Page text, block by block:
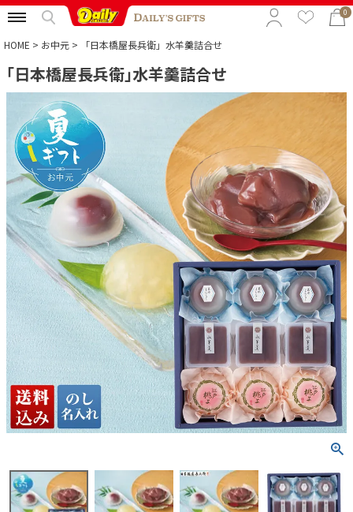
0
特集から選ぶ
予算から選ぶ
カテゴリから選ぶ
贈る相手から選ぶ
HOME お中元 「日本橋屋長兵衛」水羊羹詰合せ
「日本橋屋長兵衛」水羊羹詰合せ